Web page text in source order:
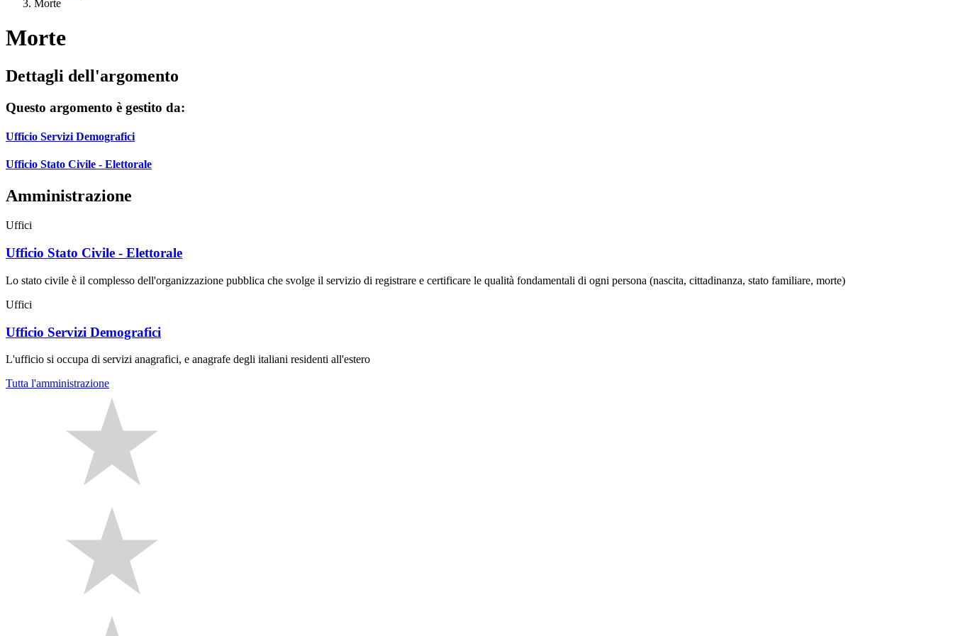
Morte
Morte
Dettagli dell'argomento
Questo argomento è gestito da:
Ufficio Servizi Demografici
Ufficio Stato Civile - Elettorale
Amministrazione
Uffici
Ufficio Stato Civile - Elettorale
Lo stato civile è il complesso dell'organizzazione pubblica che svolge il servizio di registrare e certificare le qualità fondamentali di ogni persona (nascita, cittadinanza, stato familiare, morte)
Uffici
Ufficio Servizi Demografici
L'ufficio si occupa di servizi anagrafici, e anagrafe degli italiani residenti all'estero
Tutta l'amministrazione